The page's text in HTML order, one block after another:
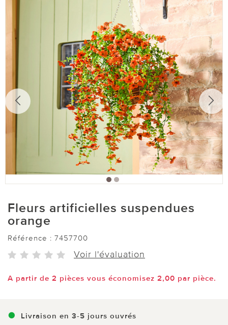
Fleurs artificielles suspendues
orange
Référence : 7457700
Voir l'évaluation
A partir de 2 pièces vous économisez 2,00 par pièce.
Livraison en 3-5 jours ouvrés